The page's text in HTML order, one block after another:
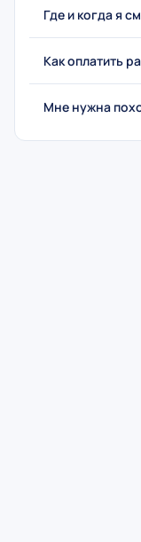
Где и когда я
Как оплатить
Мне нужна